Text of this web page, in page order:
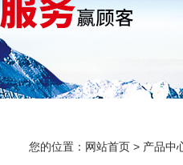
您的位置： 网站首页 > 产品中